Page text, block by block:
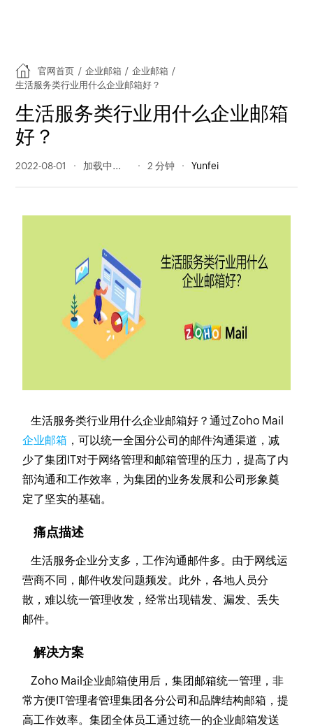
官网首页 / 企业邮箱 / 企业邮箱 /
生活服务类行业用什么企业邮箱好？
生活服务类行业用什么企业邮箱
好？
2022-08-01 301 阅读量 2 分钟 Yunfei
生活服务类行业用什么企业邮箱好？通过Zoho Mail
企业邮箱 ，可以统一全国分公司的邮件沟通渠道，减
少了集团IT对于网络管理和邮箱管理的压力，提高了内
部沟通和工作效率，为集团的业务发展和公司形象奠
定了坚实的基础。
痛点描述
生活服务企业分支多，工作沟通邮件多。由于网线运
营商不同，邮件收发问题频发。此外，各地人员分
散，难以统一管理收发，经常出现错发、漏发、丢失
邮件。
解决方案
Zoho Mail企业邮箱使用后，集团邮箱统一管理，非
常方便IT管理者管理集团各分公司和品牌结构邮箱，提
高工作效率。集团全体员工通过统一的企业邮箱发送